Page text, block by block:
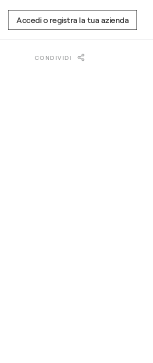
Accedi o registra la tua azienda
CONDIVIDI